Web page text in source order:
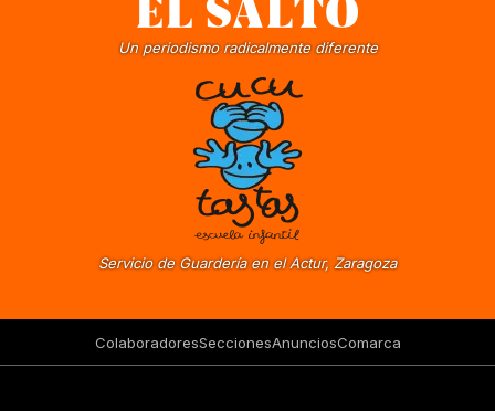
Un periodismo radicalmente diferente
Servicio de Guardería en el Actur, Zaragoza
ColaboradoresSeccionesAnunciosComarca